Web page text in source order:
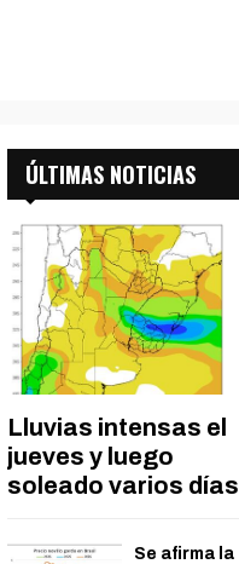
ÚLTIMAS NOTICIAS
Lluvias intensas el
jueves y luego
soleado varios días
Se afirma la